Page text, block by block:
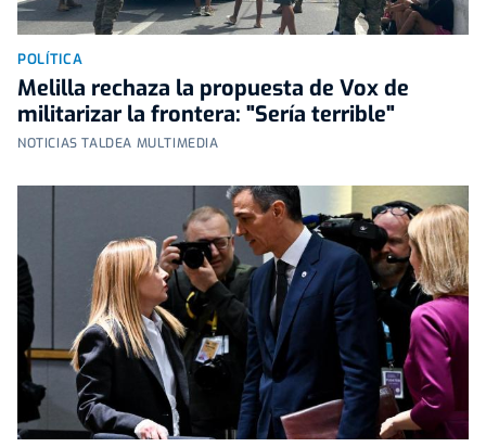
POLÍTICA
Melilla rechaza la propuesta de Vox de
militarizar la frontera: "Sería terrible"
NOTICIAS TALDEA MULTIMEDIA